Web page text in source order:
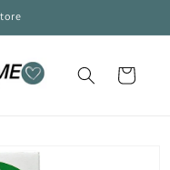
Cart